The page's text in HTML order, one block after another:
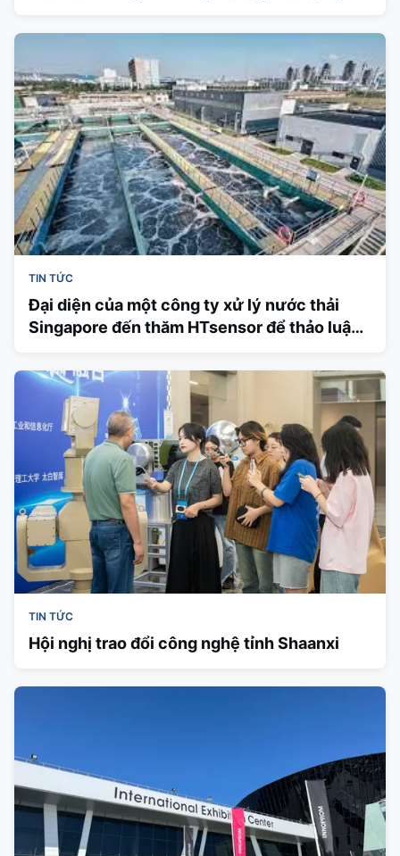
TIN TỨC
Đại diện của một công ty xử lý nước thải
Singapore đến thăm HTsensor để thảo luận
TIN TỨC
Hội nghị trao đổi công nghệ tỉnh Shaanxi